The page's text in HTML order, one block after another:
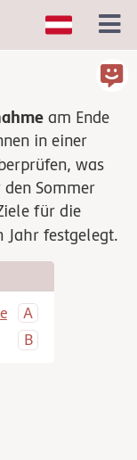
am Ende
in einer
was
Sommer
für die
Jahr festgelegt.